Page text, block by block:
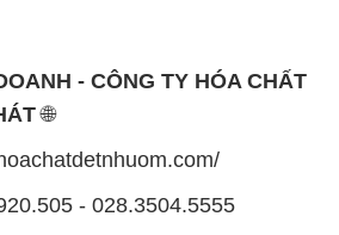
- 028.3756.1841-